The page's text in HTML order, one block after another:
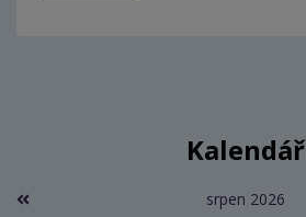
Kalendář
srpen 2026